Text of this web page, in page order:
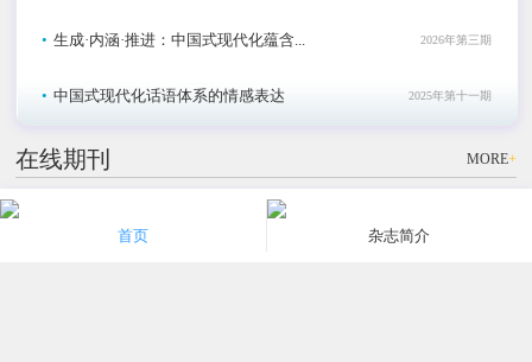
• 生成·内涵·推进：中国式现代化蕴含... 2026年第三期
• 中国式现代化话语体系的情感表达 2025年第十一期
在线期刊 MORE+
首页 杂志简介